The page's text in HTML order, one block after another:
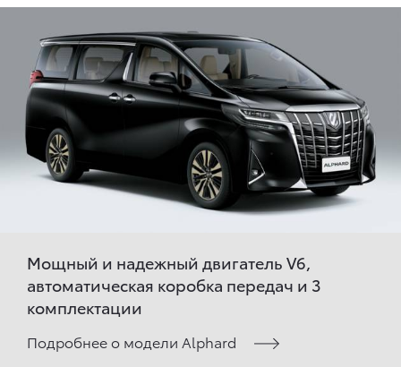
Мощный и надежный двигатель V6,
автоматическая коробка передач и 3
комплектации
Подробнее о модели Alphard